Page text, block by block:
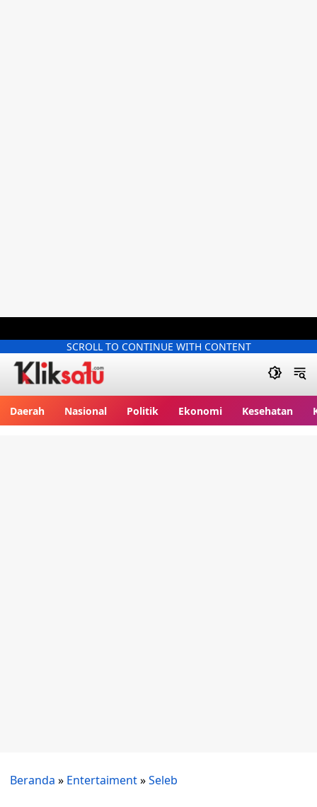
SCROLL TO CONTINUE WITH CONTENT
Daerah Nasional Politik Ekonomi Kesehatan
Beranda » Entertaiment»Seleb